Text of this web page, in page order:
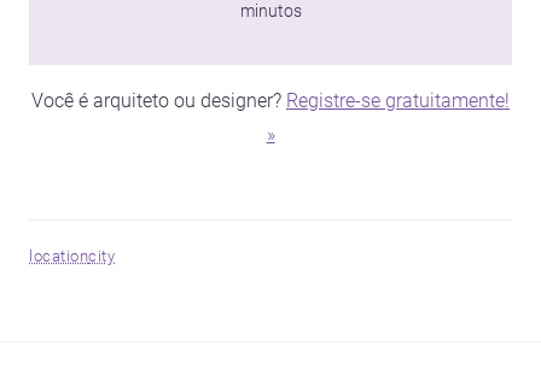
minutos
Você é arquiteto ou designer? Registre-se gratuitamente!
»
locationcity